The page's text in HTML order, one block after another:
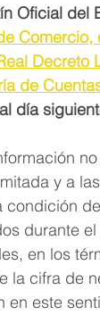
Oficial del
Comercio,
Decreto
de
día
y a las
condición
durante
en los
la cifra de
en este